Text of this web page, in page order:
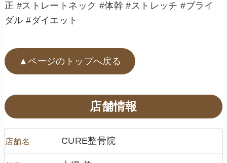
正 #ストレートネック #体幹 #ストレッチ #ブライ
ダル #ダイエット
▲ページのトップへ戻る
店舗情報
店舗名 CURE整骨院